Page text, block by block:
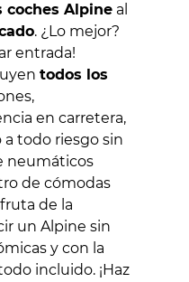
coches Alpine al
. ¿Lo mejor?
entrada!
todos los
en carretera,
a todo riesgo sin
neumáticos
de cómodas
de la
un Alpine sin
y con la
incluido. ¡Haz